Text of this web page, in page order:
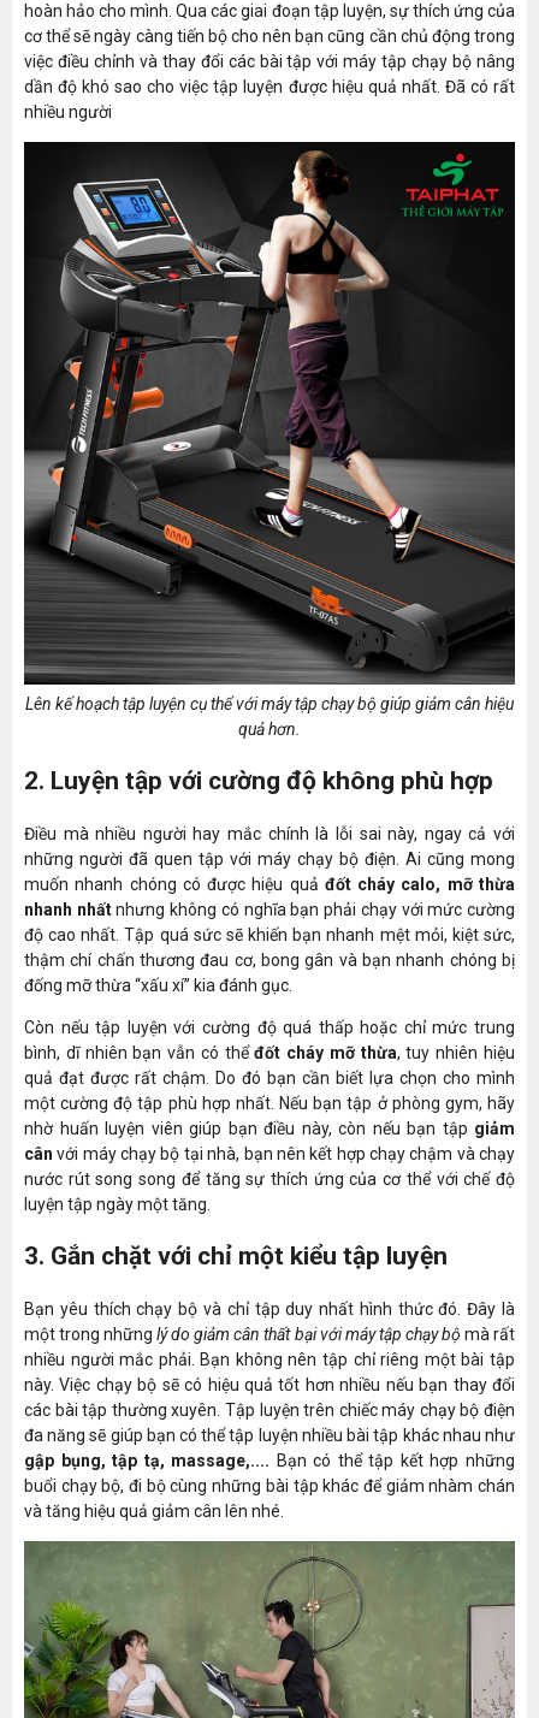
hoàn hảo cho mình. Qua các giai đoạn tập luyện, sự thích ứng của
cơ thể sẽ ngày càng tiến bộ cho nên bạn cũng cần chủ động trong
việc điều chỉnh và thay đổi các bài tập với máy tập chạy bộ nâng
dần độ khó sao cho việc tập luyện được hiệu quả nhất. Đã có rất
nhiều người
Lên kế hoạch tập luyện cụ thể với máy tập chạy bộ giúp giảm cân hiệu
quả hơn.
2. Luyện tập với cường độ không phù hợp
Điều mà nhiều người hay mắc chính là lỗi sai này, ngay cả với
những người đã quen tập với máy chạy bộ điện. Ai cũng mong
muốn nhanh chóng có được hiệu quả đốt cháy calo, mỡ thừa
nhanh nhấtnhưng không có nghĩa bạn phải chạy với mức cường
độ cao nhất. Tập quá sức sẽ khiến bạn nhanh mệt mỏi, kiệt sức,
thậm chí chấn thương đau cơ, bong gân và bạn nhanh chóng bị
đống mỡ thừa “xấu xí” kia đánh gục.
Còn nếu tập luyện với cường độ quá thấp hoặc chỉ mức trung
bình, dĩ nhiên bạn vẫn có thểđốt cháy mỡ thừa, tuy nhiên hiệu
quả đạt được rất chậm. Do đó bạn cần biết lựa chọn cho mình
một cường độ tập phù hợp nhất. Nếu bạn tập ở phòng gym, hãy
nhờ huấn luyện viên giúp bạn điều này, còn nếu bạn tập giảm
cân với máy chạy bộ tại nhà, bạn nên kết hợp chạy chậm và chạy
nước rút song song để tăng sự thích ứng của cơ thể với chế độ
luyện tập ngày một tăng.
3. Gắn chặt với chỉ một kiểu tập luyện
Bạn yêu thích chạy bộ và chỉ tập duy nhất hình thức đó. Đây là
một trong nhữnglý do giảm cân thất bại với máy tập chạy bộ mà rất
nhiều người mắc phải. Bạn không nên tập chỉ riêng một bài tập
này. Việc chạy bộ sẽ có hiệu quả tốt hơn nhiều nếu bạn thay đổi
các bài tập thường xuyên. Tập luyện trên chiếc máy chạy bộ điện
đa năng sẽ giúp bạn có thể tập luyện nhiều bài tập khác nhau như
gập bụng, tập tạ, massage,.... Bạn có thể tập kết hợp những
buổi chạy bộ, đi bộ cùng những bài tập khác để giảm nhàm chán
và tăng hiệu quả giảm cân lên nhé.